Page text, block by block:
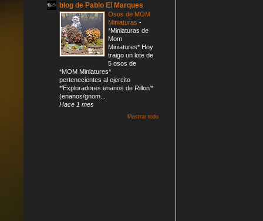
blog de Pablo El Marques
Osos de MOM
Miniaturas -
*Miniaturas de
Mom
Miniatures* Hoy
traigo un lote de
5 osos de
*MOM Miniatures*
pertenecientes al ejercito
*'Exploradores enanos de Rillon'*
(enanos/gnom...
Hace 1 mes
Mostrar todo